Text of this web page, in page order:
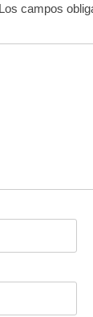
Los campos